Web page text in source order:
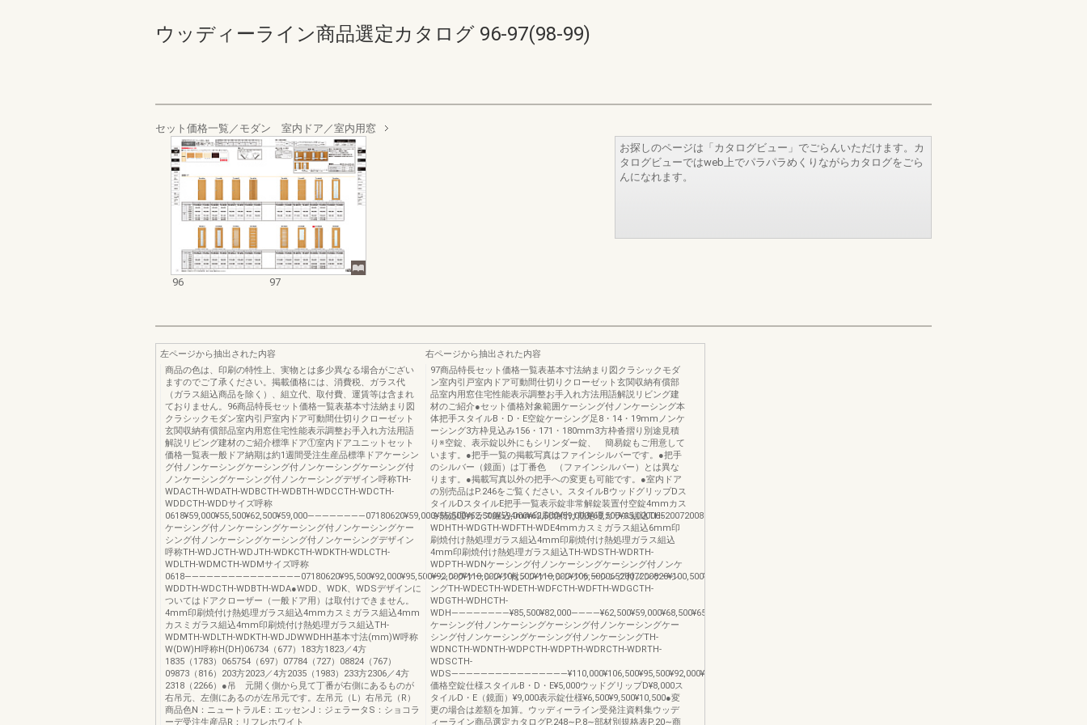
ウッディーライン商品選定カタログ 96-97(98-99)
セット価格一覧／モダン 室内ドア／室内用窓
96 97
お探しのページは「カタログビュー」でごらんいただけます。カ
タログビューではweb上でパラパラめくりながらカタログをごら
んになれます。
左ページから抽出された内容
商品の色は、印刷の特性上、実物とは多少異なる場合がござい
ますのでご了承ください。掲載価格には、消費税、ガラス代
（ガラス組込商品を除く）、組立代、取付費、運賃等は含まれ
ておりません。96商品特長セット価格一覧表基本寸法納まり図
クラシックモダン室内引戸室内ドア可動間仕切りクローゼット
玄関収納有償部品室内用窓住宅性能表示調整お手入れ方法用語
解説リビング建材のご紹介標準ドア①室内ドアユニットセット
価格一覧表一般ドア納期は約1週間受注生産品標準ドアケーシン
グ付ノンケーシングケーシング付ノンケーシングケーシング付
ノンケーシングケーシング付ノンケーシングデザイン呼称TH-
WDACTH-WDATH-WDBCTH-WDBTH-WDCCTH-WDCTH-
WDDCTH-WDDサイズ呼称
ケーシング付ノンケーシングケーシング付ノンケーシングケー
シング付ノンケーシングケーシング付ノンケーシングデザイン
呼称TH-WDJCTH-WDJTH-WDKCTH-WDKTH-WDLCTH-
WDLTH-WDMCTH-WDMサイズ呼称
WDDTH-WDCTH-WDBTH-WDA●WDD、WDK、WDSデザインに
ついてはドアクローザー（一般ドア用）は取付けできません。
4mm印刷焼付け熱処理ガラス組込4mmカスミガラス組込4mm
カスミガラス組込4mm印刷焼付け熱処理ガラス組込TH-
WDMTH-WDLTH-WDKTH-WDJDWWDHH基本寸法(mm)W呼称
W(DW)H呼称H(DH)06734（677）183方1823／4方
1835（1783）065754（697）07784（727）08824（767）
09873（816）203方2023／4方2035（1983）233方2306／4方
2318（2266）●吊 元開く側から見て丁番が右側にあるものが
右吊元、左側にあるのが左吊元です。左吊元（L）右吊元（R）
商品色N：ニュートラルE：エッセンJ：ジェラータS：ショコラ
ーデ受注生産品R：リフレホワイト
右ページから抽出された内容
97商品特長セット価格一覧表基本寸法納まり図クラシックモダ
ン室内引戸室内ドア可動間仕切りクローゼット玄関収納有償部
品室内用窓住宅性能表示調整お手入れ方法用語解説リビング建
材のご紹介●セット価格対象範囲ケーシング付ノンケーシング本
体把手スタイルB・D・E空錠ケーシング足8・14・19mmノンケ
ーシング3方枠見込み156・171・180mm3方枠沓摺り別途見積
り※空錠、表示錠以外にもシリンダー錠、 簡易錠もご用意して
います。●把手一覧の掲載写真はファインシルバーです。●把手
のシルバー（鏡面）は丁番色 （ファインシルバー）とは異な
ります。●掲載写真以外の把手への変更も可能です。●室内ドア
の別売品はP.246をご覧ください。スタイルBウッドグリップDス
タイルDスタイルE把手一覧表示錠非常解錠装置付空錠4mmカス
ミ熱処理ガラス組込4mm印刷焼付け熱処理ガラス組込TH-
WDHTH-WDGTH-WDFTH-WDE4mmカスミガラス組込6mm印
刷焼付け熱処理ガラス組込4mm印刷焼付け熱処理ガラス組込
4mm印刷焼付け熱処理ガラス組込TH-WDSTH-WDRTH-
WDPTH-WDNケーシング付ノンケーシングケーシング付ノンケ
ーシングケーシング付ノンケーシングケーシング付ノンケーシ
ングTH-WDECTH-WDETH-WDFCTH-WDFTH-WDGCTH-
WDGTH-WDHCTH-
ケーシング付ノンケーシングケーシング付ノンケーシングケー
シング付ノンケーシングケーシング付ノンケーシングTH-
WDNCTH-WDNTH-WDPCTH-WDPTH-WDRCTH-WDRTH-
WDSCTH-
価格空錠仕様スタイルB・D・E¥5,000ウッドグリップD¥8,000ス
タイルD・E（鏡面）¥9,000表示錠仕様¥6,500¥9,500¥10,500●変
更の場合は差額を加算。ウッディーライン受発注資料集ウッデ
ィーライン商品選定カタログP.248∼P.8∼部材別規格表P.20∼商